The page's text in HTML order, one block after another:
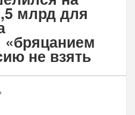
млрд для
не взять